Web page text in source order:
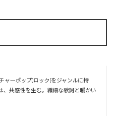
ャーポップ(ロック)をジャンルに持
、共感性を生む。繊細な歌詞と暖かい